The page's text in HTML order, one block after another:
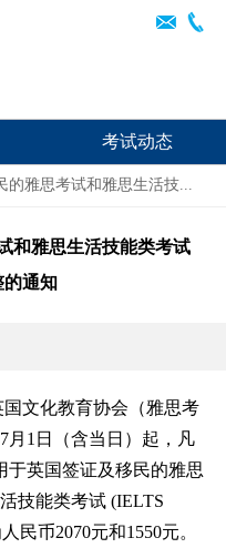
考试动态
的雅思考试和雅思生活技...
和雅思生活技能类考试
的通知
文化教育协会（雅思考
月1日（含当日）起，凡
于英国签证及移民的雅思
技能类考试 (IELTS
民币2070元和1550元。